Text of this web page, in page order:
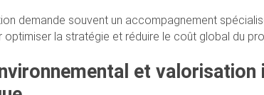
demande souvent un accompagnement
optimiser la stratégie et réduire le coût global du
et valorisation